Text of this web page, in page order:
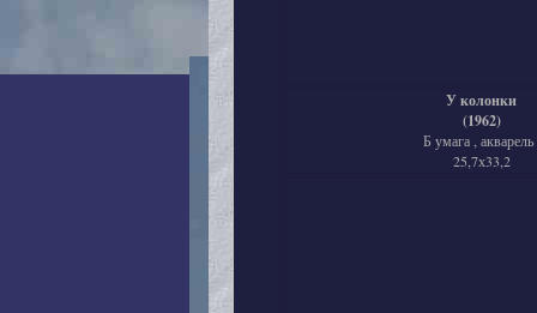
У колонки
(1962)
Б умага , акварель
25,7х33,2